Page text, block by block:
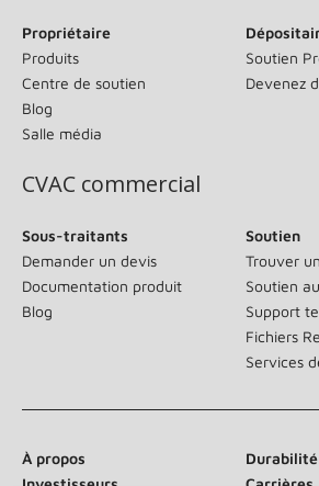
Propriétaire
Produits
Centre de soutien
Blog
Salle média
Soutien
Devenez
CVAC commercial
Sous-traitants
Demander un devis
Documentation produit
Blog
Soutien
Trouver
Soutien
Support
Fichiers
Services
À propos
Durabilité